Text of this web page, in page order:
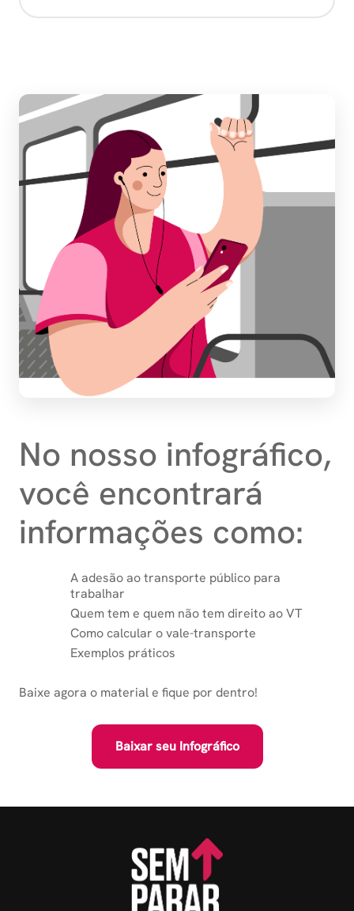
No nosso infográfico,
você encontrará
informações como:
A adesão ao transporte público para
trabalhar
Quem tem e quem não tem direito ao VT
Como calcular o vale-transporte
Exemplos práticos
Baixe agora o material e fique por dentro!
Baixar seu Infográfico